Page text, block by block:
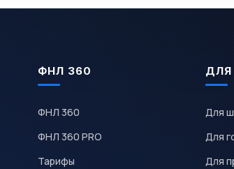
ФНЛ 360
ФНЛ 360
ФНЛ 360 PRO
Тарифы
ДЛЯ
Для
Для
Для